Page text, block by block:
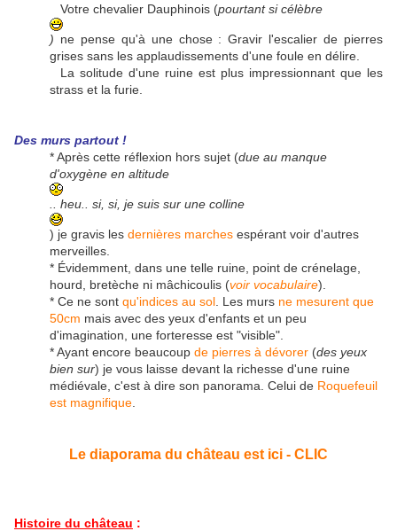
Votre chevalier Dauphinois (pourtant si célèbre
) ne pense qu'à une chose : Gravir l'escalier de pierres
grises sans les applaudissements d'une foule en délire.
La solitude d'une ruine est plus impressionnant que les
strass et la furie.
Des murs partout !
* Après cette réflexion hors sujet (due au manque
d'oxygène en altitude
.. heu.. si, si, je suis sur une colline
) je gravis les dernières marches espérant voir d'autres
merveilles.
* Évidemment, dans une telle ruine, point de crénelage,
hourd, bretèche ni mâchicoulis (voir vocabulaire).
* Ce ne sont qu'indices au sol . Les murs ne mesurent que
50cm mais avec des yeux d'enfants et un peu
d'imagination, une forteresse est "visible".
* Ayant encore beaucoup de pierres à dévorer (des yeux
bien sur) je vous laisse devant la richesse d'une ruine
médiévale, c'est à dire son panorama. Celui de Roquefeuil
est magnifique
Le diaporama du château est ici - CLIC
Histoire du château :